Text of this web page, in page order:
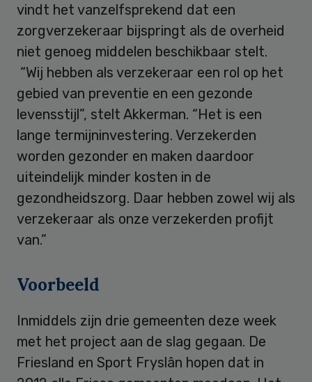
vindt het vanzelfsprekend dat een
zorgverzekeraar bijspringt als de overheid
niet genoeg middelen beschikbaar stelt.
“Wij hebben als verzekeraar een rol op het
gebied van preventie en een gezonde
levensstijl”, stelt Akkerman. “Het is een
lange termijninvestering. Verzekerden
worden gezonder en maken daardoor
uiteindelijk minder kosten in de
gezondheidszorg. Daar hebben zowel wij als
verzekeraar als onze verzekerden profijt
van.”
Voorbeeld
Inmiddels zijn drie gemeenten deze week
met het project aan de slag gegaan. De
Friesland en Sport Fryslân hopen dat in